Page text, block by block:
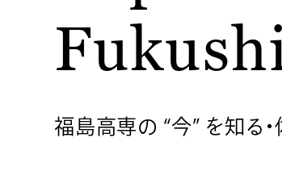
福島高専の “今” を知る・